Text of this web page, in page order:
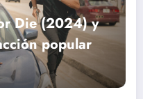
Die (2024) y
popular